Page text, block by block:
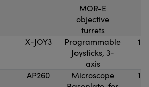
MOR-E
objective
turrets
X-JOY3
Programmable
Joysticks, 3-
axis
1
AP260
Microscope
1